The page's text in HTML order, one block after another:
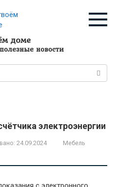
доме
новости
электроэнергии
24.09.2024
Мебель